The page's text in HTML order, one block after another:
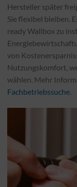
Hersteller später
Sie flexibel bleiben.
ready Wallbox zu
von
Nutzungskomfort,
wählen. Mehr
Fachbetriebssuche.